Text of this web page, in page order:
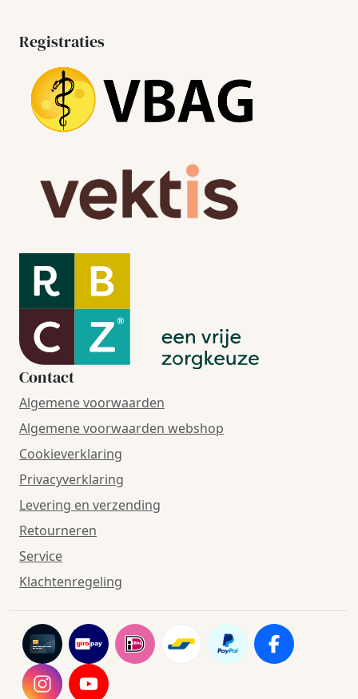
Registraties
Contact
Algemene voorwaarden
Algemene voorwaarden webshop
Cookieverklaring
Privacyverklaring
Levering en verzending
Retourneren
Service
Klachtenregeling